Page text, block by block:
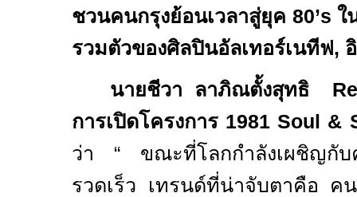
ชวนคนกรุงย้อนเวลาสู่ยุค 80’s ใ
รวมตัวของศิลปินอัลเทอร์เนทีฟ,
นายชีวา ลาภิณตั้งสุทธิ
การเปิดโครงการ 1981Soul &
ว่า “
ขณะที่โลกกำลังเผชิญกับ
รวดเร็ว เทรนด์ที่น่าจับตาคือ ค